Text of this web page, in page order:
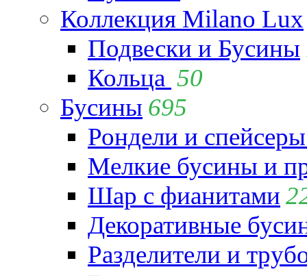
Коллекция Milano Lux
Подвески и Бусины
Кольца 50
Бусины 695
Рондели и
Мелкие бусины и
Шар с фианитами
Декоративные
Разделители и